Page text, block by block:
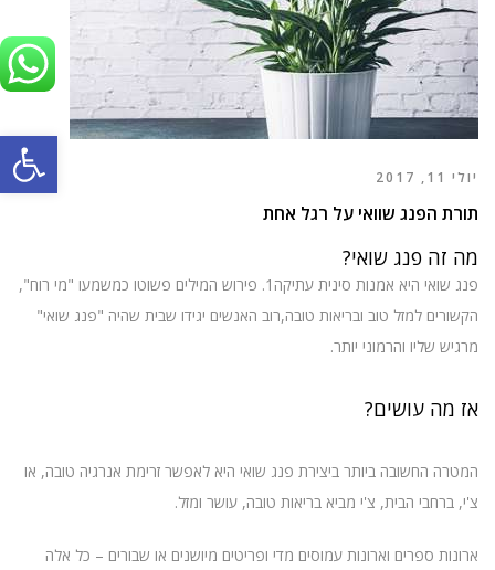
פתח
יולי 11, 2017
תורת הפנג שוואי על רגל אחת
מה זה פנג שואי?
פנג שואי היא אמנות סינית עתיקה1. פירוש המילים פשוטו כמשמעו "מי רוח",
הקשורים למזל טוב ובריאות טובה,רוב האנשים יגידו שבית שהיה "פנג שואי"
מרגיש שליו והרמוני יותר.
אז מה עושים?
המטרה החשובה ביותר ביצירת פנג שואי היא לאפשר זרימת אנרגיה טובה, או
צ'י, ברחבי הבית, צ'י מביא בריאות טובה, עושר ומזל.
ארונות ספרים וארונות עמוסים מדי ופריטים מיושנים או שבורים – כל אלה